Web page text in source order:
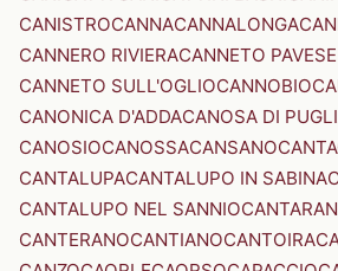
CANISTROCANNACANNALONGA
CANNERO RIVIERACANNETO PAVESE
CANNETO SULL'OGLIOCANNOBIO
CANONICA D'ADDACANOSA DI
CANOSIOCANOSSACANSANO
CANTALUPACANTALUPO IN SABINA
CANTALUPO NEL SANNIO
CANTERANOCANTIANOCANTOIRA